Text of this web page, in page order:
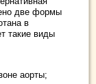
две формы
в
такие виды
аорты;